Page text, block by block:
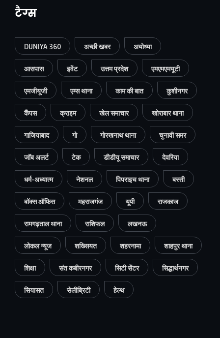
टैग्स
DUNIYA 360 अच्छी खबर अयोध्या
आसपास इवेंट उत्तम प्रदेश एमएमएमयूटी
एमजीयूजी एम्स थाना काम की बात कुशीनगर
कैंपस क्राइम खेल समाचार खोराबार थाना
गाजियाबाद गो गोरखनाथ थाना चुनावी समर
जॉब अलर्ट टेक डीडीयू समाचार देवरिया
धर्म-अध्यात्म नेशनल पिपराइच थाना बस्ती
बॉक्स ऑफिस महराजगंज यूपी राजकाज
रामगढ़ताल थाना राशिफल लखनऊ
लोकल न्यूज शख्सियत शहरनामा शाहपुर थाना
शिक्षा संत कबीरनगर सिटी सेंटर सिद्धार्थनगर
सियासत सेलीब्रिटी हेल्थ